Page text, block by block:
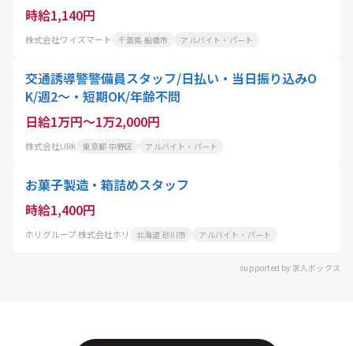
時給1,140円
株式会社ワイズマート 千葉県 船橋市 アルバイト・パート
交通誘導警警備員スタッフ/日払い・当日振り込みO
K/週2～・短期OK/年齢不問
日給1万円～1万2,000円
株式会社URK 東京都 中野区 アルバイト・パート
お菓子製造・箱詰めスタッフ
時給1,400円
ホリグループ 株式会社ホリ 北海道 砂川市 アルバイト・パート
supported by 求人ボックス